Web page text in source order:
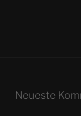
Neueste